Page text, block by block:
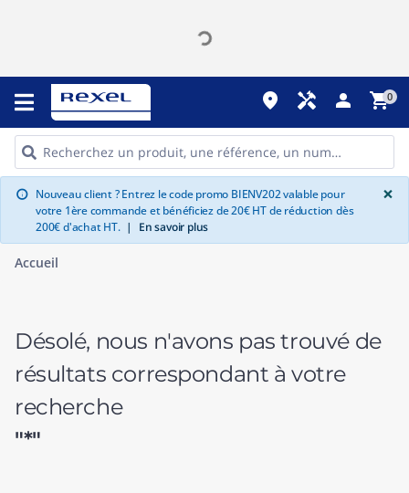
place handyman person shopping_cart0
info Nouveau client ? Entrez le code promo BIENV202 valable pour
votre 1ère commande et bénéficiez de 20€ HT de réduction dès
200€ d'achat HT. | En savoir plus
×
Accueil
Désolé, nous n'avons pas trouvé de
résultats correspondant à votre
recherche
"*"